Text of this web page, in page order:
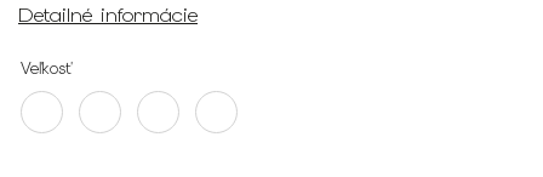
Detailné informácie
Veľkosť